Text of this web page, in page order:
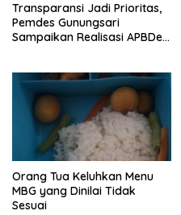
Transparansi Jadi Prioritas,
Pemdes Gunungsari
Sampaikan Realisasi APBDes
Orang Tua Keluhkan Menu
MBG yang Dinilai Tidak
Sesuai